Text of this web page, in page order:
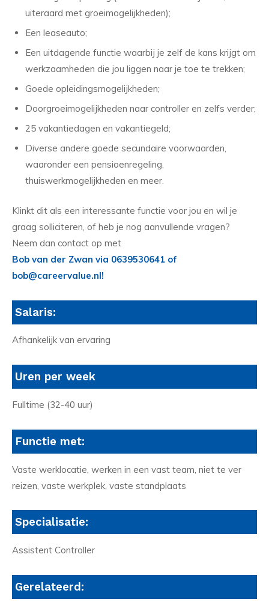
uiteraard met groeimogelijkheden);
Een leaseauto;
Een uitdagende functie waarbij je zelf de kans krijgt om
werkzaamheden die jou liggen naar je toe te trekken;
Goede opleidingsmogelijkheden;
Doorgroeimogelijkheden naar controller en zelfs verder;
25 vakantiedagen en vakantiegeld;
Diverse andere goede secundaire voorwaarden,
waaronder een pensioenregeling,
thuiswerkmogelijkheden en meer.
Klinkt dit als een interessante functie voor jou en wil je
graag solliciteren, of heb je nog aanvullende vragen?
Neem dan contact op met
Bob van der Zwan via 0639530641 of
bob@careervalue.nl!
Salaris:
Afhankelijk van ervaring
Uren per week
Fulltime (32-40 uur)
Functie met:
Vaste werklocatie, werken in een vast team, niet te ver
reizen, vaste werkplek, vaste standplaats
Specialisatie:
Assistent Controller
Gerelateerd: